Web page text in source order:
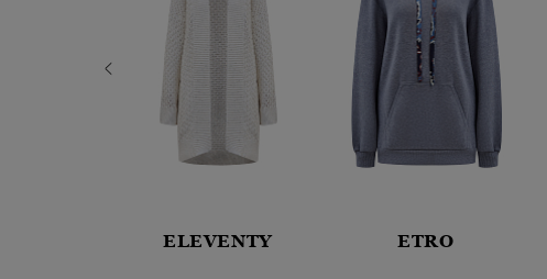
ELEVENTY ETRO